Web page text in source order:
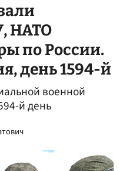
НАТО
по России.
день 1594-й
военной
й день